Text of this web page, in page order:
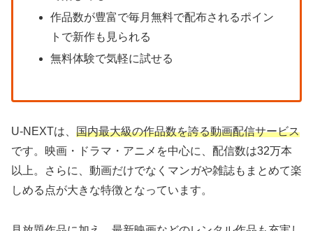
作品数が豊富で毎月無料で配布されるポイン
トで新作も見られる
無料体験で気軽に試せる
U-NEXTは、 国内最大級の作品数を誇る動画配信サービス
です。映画・ドラマ・アニメを中心に、配信数は32万本
以上。さらに、動画だけでなくマンガや雑誌もまとめて楽
しめる点が大きな特徴となっています。